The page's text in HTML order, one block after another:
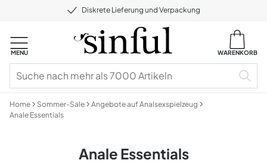
Diskrete Lieferung und Verpackung
MENU WARENKORB
Home Sommer-Sale
Angebote auf Analsexspielzeug
Anale Essentials
Anale Essentials